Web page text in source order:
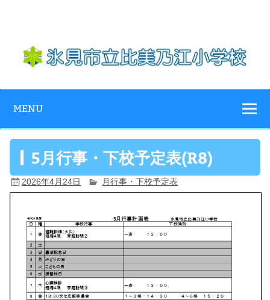
content
江小学校
MENU
5月行事・下校予定表(R8)
2026年4月24日 月行事・下校予定表